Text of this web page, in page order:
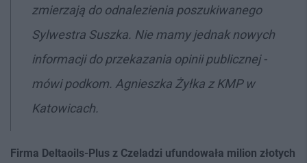
zmierzają do odnalezienia poszukiwanego
Sylwestra Suszka. Nie mamy jednak nowych
informacji do przekazania opinii publicznej -
mówi podkom. Agnieszka Żyłka z KMP w
Katowicach.
Firma Deltaoils-Plus z Czeladzi ufundowała milion złotych